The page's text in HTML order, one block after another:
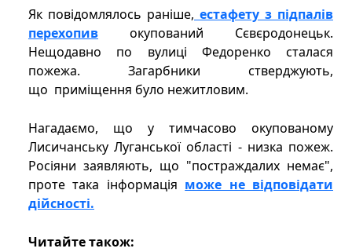
Як повідомлялось раніше, естафету з підпалів
перехопив окупований Сєвєродонецьк.
Нещодавно по вулиці Федоренко сталася
пожежа. Загарбники стверджують,
що приміщення було нежитловим.
Нагадаємо, що у тимчасово окупованому
Лисичанську Луганської області - низка пожеж.
Росіяни заявляють, що "постраждалих немає",
проте така інформація може не відповідати
дійсності.
Читайте також: